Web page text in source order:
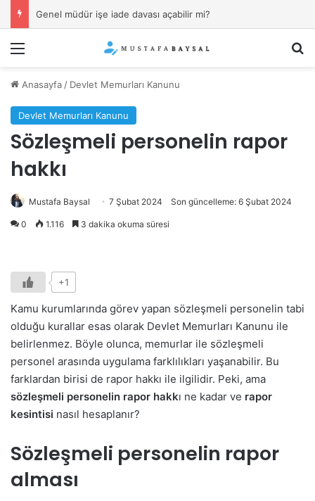
Genel müdür işe iade davası açabilir mi?
Menü
Anasayfa / Devlet Memurları Kanunu
Devlet Memurları Kanunu
Sözleşmeli personelin rapor
hakkı
Mustafa Baysal 7 Şubat 2024 Son güncelleme: 6 Şubat 2024
0 1.116 3 dakika okuma süresi
+1
Kamu kurumlarında görev yapan sözleşmeli personelin tabi
olduğu kurallar esas olarak Devlet Memurları Kanunu ile
belirlenmez. Böyle olunca, memurlar ile sözleşmeli
personel arasında uygulama farklılıkları yaşanabilir. Bu
farklardan birisi de rapor hakkı ile ilgilidir. Peki, ama
sözleşmeli personelin rapor hakkı ne kadar ve rapor
kesintisi nasıl hesaplanır?
Sözleşmeli personelin rapor
alması